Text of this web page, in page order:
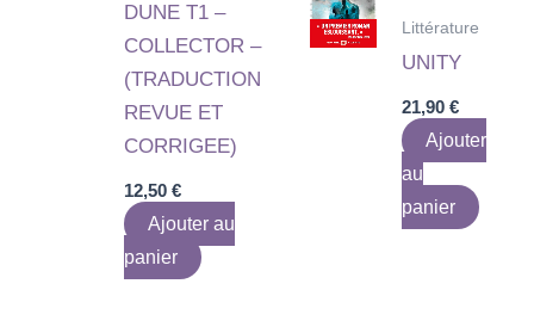
DUNE T1 –
COLLECTOR –
(TRADUCTION
REVUE ET
CORRIGEE)
12,50€
Ajouter au
panier
Littérature
UNITY
21,90 €
Ajouter
au
panier